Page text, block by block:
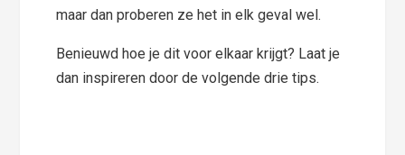
maar dan proberen ze het in elk geval wel.
Benieuwd hoe je dit voor elkaar krijgt? Laat je
dan inspireren door de volgende drie tips.